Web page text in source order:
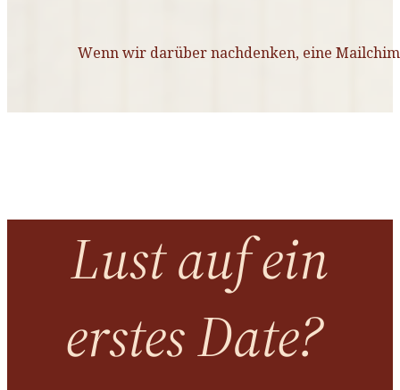
Wenn wir darüber nachdenken, eine
Lust auf ein
erstes Date?